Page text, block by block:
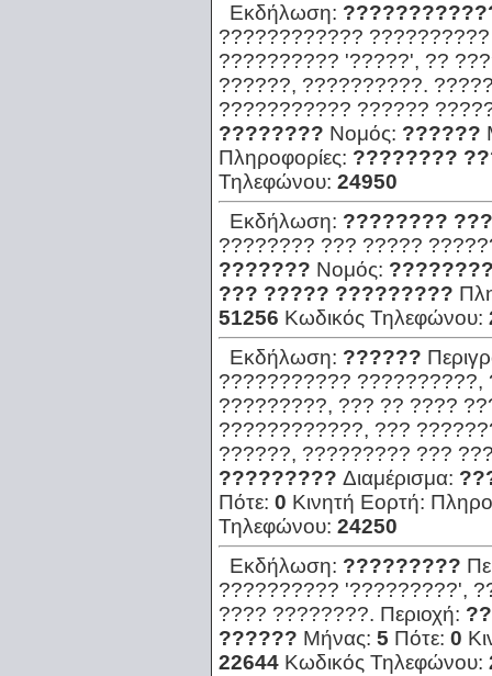
Εκδήλωση:
????????????
?????????? '?????', ??
??????, ??????????.
??????????? ??????
???????? Νομός: ??????
Πληροφορίες: ????????
Τηλεφώνου: 24950
Εκδήλωση: ????????
???????? ??? ?????
??????? Νομός:
??? ????? ?????????
51256 Κωδικός Τηλεφώνου:
Εκδήλωση: ??????
???????????
?????????, ??? ?? ????
????????????, ???
??????, ????????? ???
????????? Διαμέρισμα:
Πότε: 0 Κινητή Εορτή:
Τηλεφώνου: 24250
Εκδήλωση: ?????????
?????????? '?????????',
???? ????????. Περιοχή:
?????? Μήνας: 5 Πότε: 0
22644 Κωδικός Τηλεφώνου: